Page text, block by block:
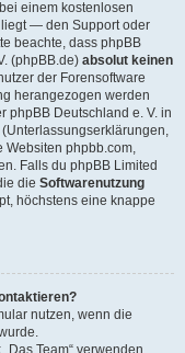
einem kostenlosen
liegt — den Support oder
beachte, dass phpBB
(phpBB.de) absolut keinen
der Forensoftware
herangezogen werden
phpBB Deutschland e. V. in
Websiten phpbb.com,
Falls du phpBB Limited
die Softwarenutzung
höchstens eine knappe
nutzen, wenn die
Team“ verwenden.